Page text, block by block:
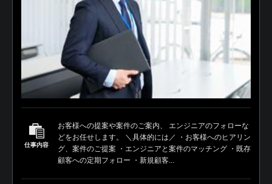
仕事内容
お客様への提案や案件のご案内、 エンジニアのフォローな
どをお任せします。 ＼具体的には／ ・お客様へのヒアリン
グ、案件のご提案 ・エンジニアと案件のマッチング ・既存
顧客への定期フォロー ・新規顧客...